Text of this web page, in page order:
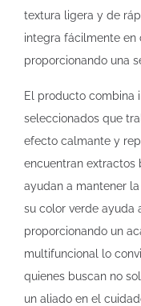
textura ligera y de
integra fácilmente en
proporcionando una
El producto combina
seleccionados que
efecto calmante y
encuentran extractos
ayudan a mantener
su color verde ayuda
proporcionando un
multifuncional lo
quienes buscan no
un aliado en el